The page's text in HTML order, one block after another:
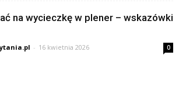
na wycieczkę w plener – wskazówki
- 16 kwietnia 2026 0